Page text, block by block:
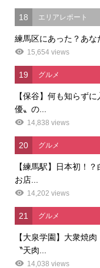
18 エリアレポート
練馬区にあった？あな
15,654 views
19 グルメ
【保谷】何も知らず
優〟の...
14,838 views
20 グルメ
【練馬駅】日本初！
お店...
14,202 views
21 グルメ
【大泉学園】大衆焼
〝天肉...
14,038 views